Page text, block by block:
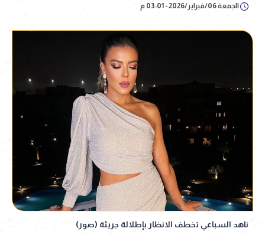
الجمعة 06/فبراير/2026 - 03:01 م
ناهد السباعي تخطف الانظار بإطلالة جريئة (صور)